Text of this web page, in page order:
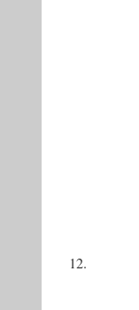
12.